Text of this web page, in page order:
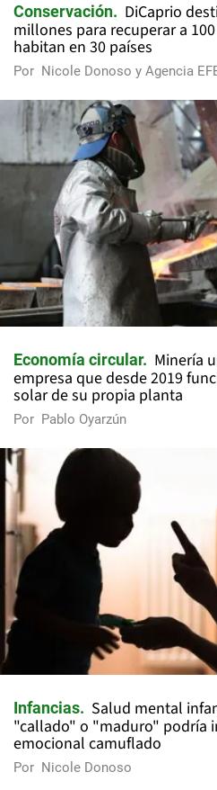
Conservación
DiCaprio
millones para recuperar a
habitan en 30 países
Por Nicole Donoso y Agencia
Economía circular
Minería
empresa que desde 2019
solar de su propia planta
Por Pablo Oyarzún
Infancias
Salud mental
"callado" o "maduro" podría
emocional camuflado
Por Nicole Donoso